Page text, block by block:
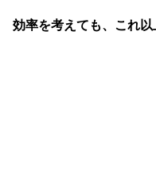
効率を考えても、これ以